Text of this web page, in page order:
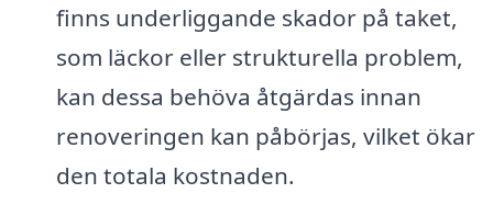
finns underliggande skador på taket,
som läckor eller strukturella problem,
kan dessa behöva åtgärdas innan
renoveringen kan påbörjas, vilket ökar
den totala kostnaden.